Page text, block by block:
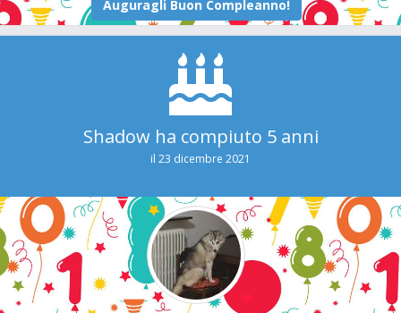
Shadow ha compiuto 5 anni
il 23 dicembre 2021